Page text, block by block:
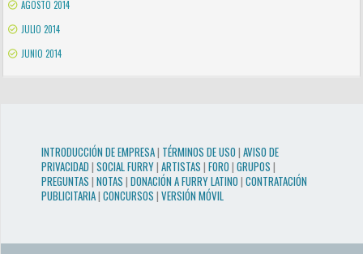
AGOSTO 2014
JULIO 2014
JUNIO 2014
INTRODUCCIÓN DE EMPRESA| TÉRMINOS DE USO | AVISO DE
PRIVACIDAD | SOCIAL FURRY| ARTISTAS | FORO | GRUPOS |
PREGUNTAS | NOTAS | DONACIÓN A FURRY LATINO | CONTRATACIÓN
PUBLICITARIA| CONCURSOS | VERSIÓN MÓVIL